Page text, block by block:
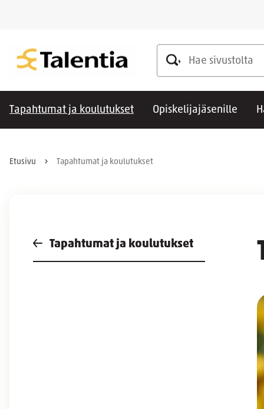
Hae sivustolta
Tapahtumat ja koulutukset Opiskelijajäsenille
Etusivu Tapahtumat ja koulutukset
Tapahtumat ja koulutukset